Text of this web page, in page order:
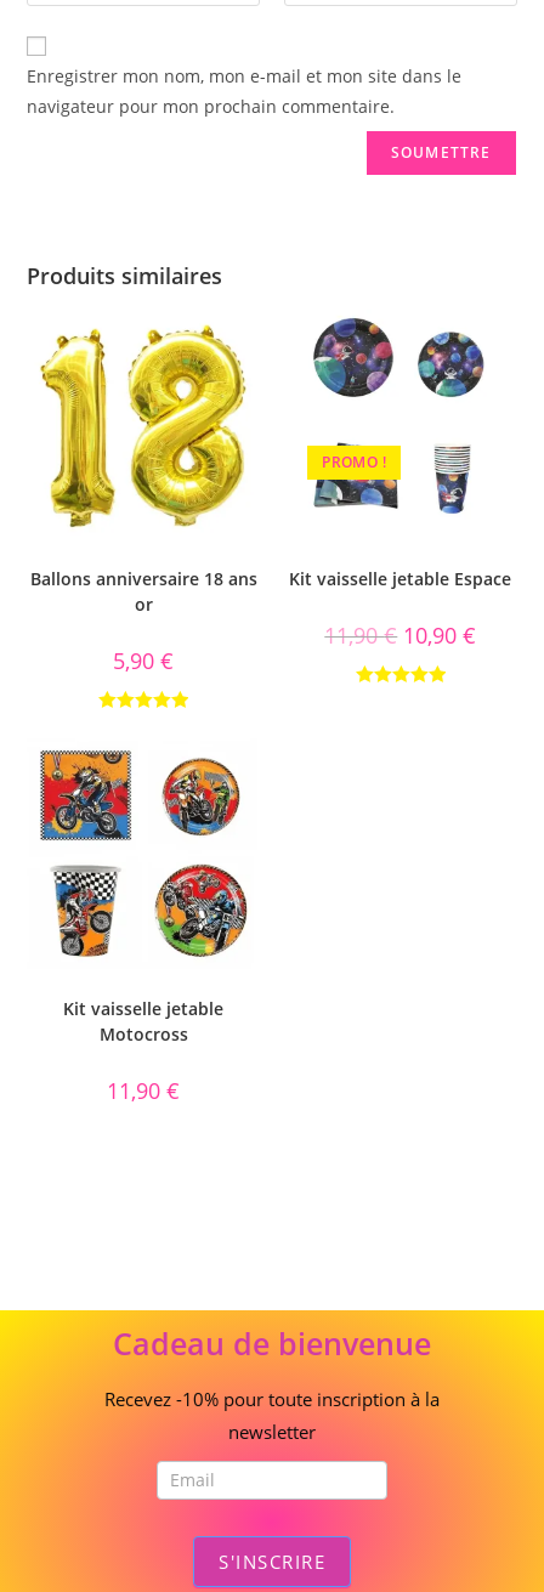
Enregistrer mon nom, mon e-mail et mon site dans le
navigateur pour mon prochain commentaire.
Produits similaires
Ballons anniversaire 18 ans
or
5,90€
sur 5
PROMO !
Kit vaisselle jetable Espace
11,90€ 10,90€
Kit vaisselle jetable
Motocross
11,90€
deCadeau de bienvenue
Recevez -10% pour toute inscription à la
newsletter
S'INSCRIRE